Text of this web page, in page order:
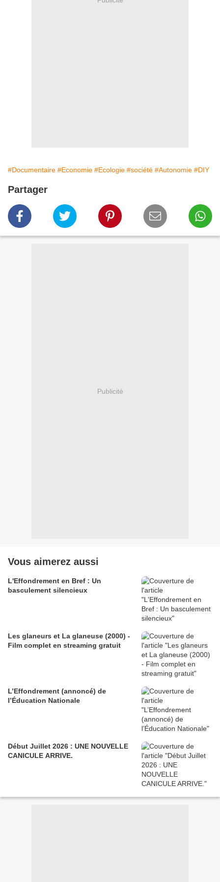
#Documentaire #Economie #Ecologie #société #Autonomie #DIY
Partager
Publicité
Vous aimerez aussi
L'Effondrement en Bref : Un
basculement silencieux
Les glaneurs et La glaneuse (2000) -
Film complet en streaming gratuit
L’Effondrement (annoncé) de
l’Éducation Nationale
Début Juillet 2026 : UNE NOUVELLE
CANICULE ARRIVE.